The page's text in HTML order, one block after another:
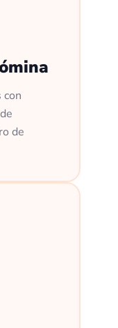
con
de